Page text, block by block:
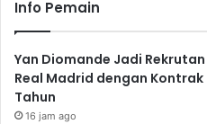
Info Pemain
Yan Diomande Jadi
Real Madrid dengan Kontrak
Tahun
16 jam ago